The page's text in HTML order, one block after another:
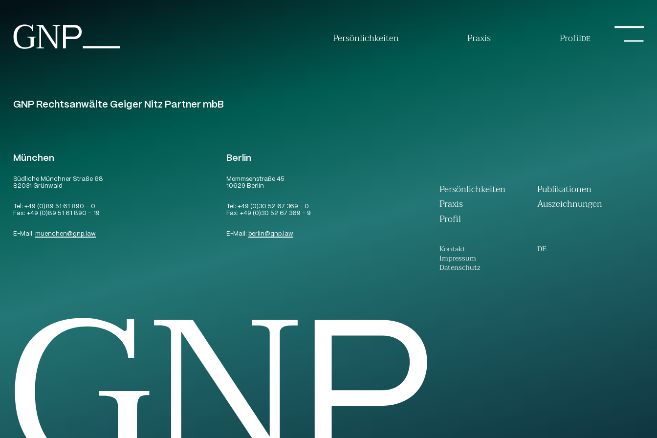
Persönlichkeiten Praxis ProfilDE
GNP Rechtsanwälte Geiger Nitz Partner mbB
München
Südliche Münchner Straße 68
82031 Grünwald
Tel:+49 (0)89 51 61 890 – 0
Fax:+49 (0)89 51 61 890 – 19
E-Mail:muenchen@gnp.law
Berlin
Mommsenstraße 45
10629 Berlin
Tel: +49 (0)30 52 67 369 – 0
Fax: +49 (0)30 52 67 369 – 9
E-Mail: berlin@gnp.law
Persönlichkeiten
Praxis
Profil
Kontakt
Impressum
Datenschutz
Publikationen
Auszeichnungen
DE